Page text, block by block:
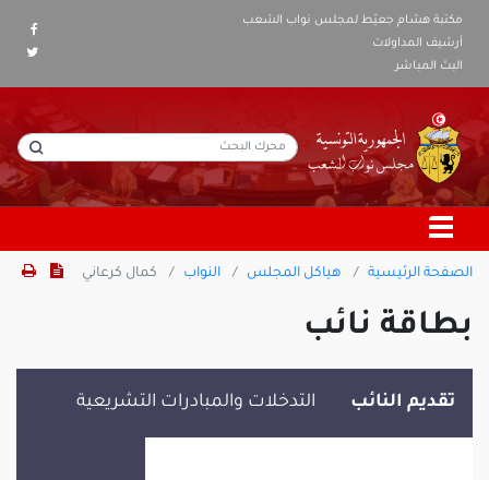
مكتبة هشام جعيّط لمجلس نواب الشعب
أرشيف المداولات
البث المباشر
الصفحة الرئيسية هياكل المجلس النواب كمال كرعاني
بطاقة نائب
تقديم النائب التدخلات والمبادرات التشريعية